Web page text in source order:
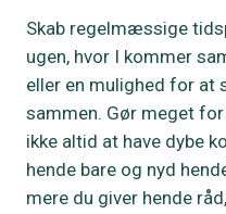
Skab regelmæssige
ugen, hvor I kommer
eller en mulighed for at
sammen. Gør meget
ikke altid at have dybe
hende bare og nyd
mere du giver hende